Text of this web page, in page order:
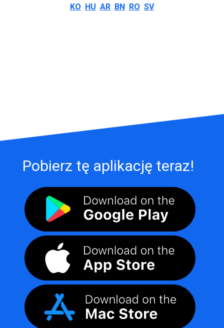
KO HU AR BN RO SV
Pobierz tę aplikację teraz!